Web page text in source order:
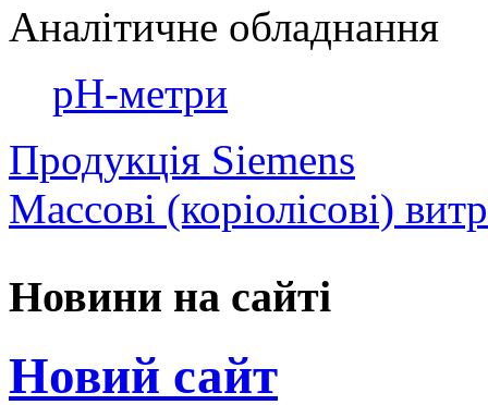
Аналітичне обладнання
рН-метри
Продукція Siemens
Массові (коріолісові)
Новини на сайті
Новий сайт